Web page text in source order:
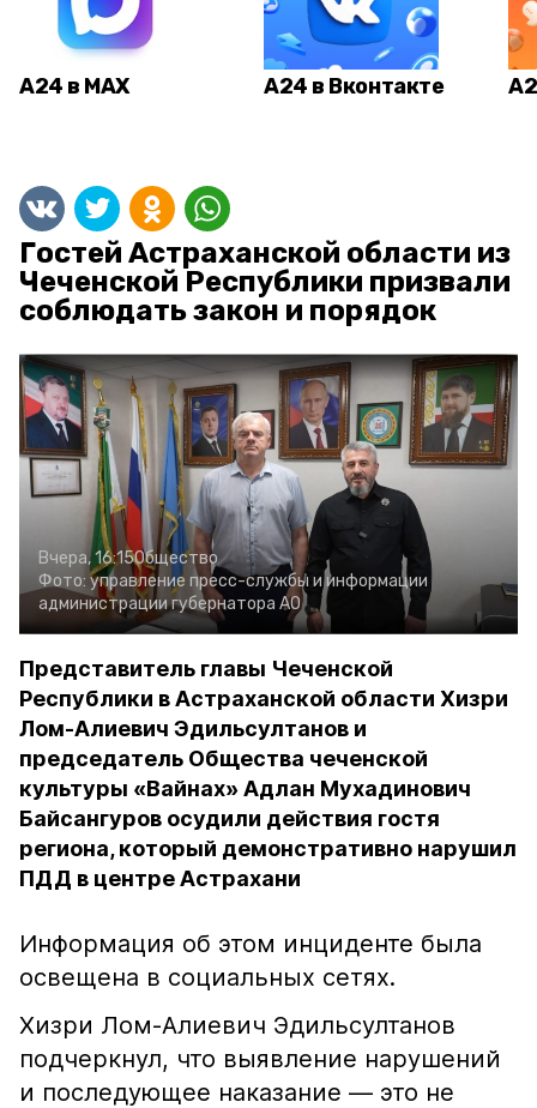
А24 в MAX А24 в Вконтакте
Гостей Астраханской области из
Чеченской Республики призвали
соблюдать закон и порядок
Вчера, 16:15Общество
Фото: управление пресс-службы и информации
администрации губернатора АО
Представитель главы Чеченской
Республики в Астраханской области Хизри
Лом-Алиевич Эдильсултанов и
председатель Общества чеченской
культуры «Вайнах» Адлан Мухадинович
Байсангуров осудили действия гостя
региона, который демонстративно нарушил
ПДД в центре Астрахани
Информация об этом инциденте была
освещена в социальных сетях.
Хизри Лом-Алиевич Эдильсултанов
подчеркнул, что выявление нарушений
и последующее наказание — это не